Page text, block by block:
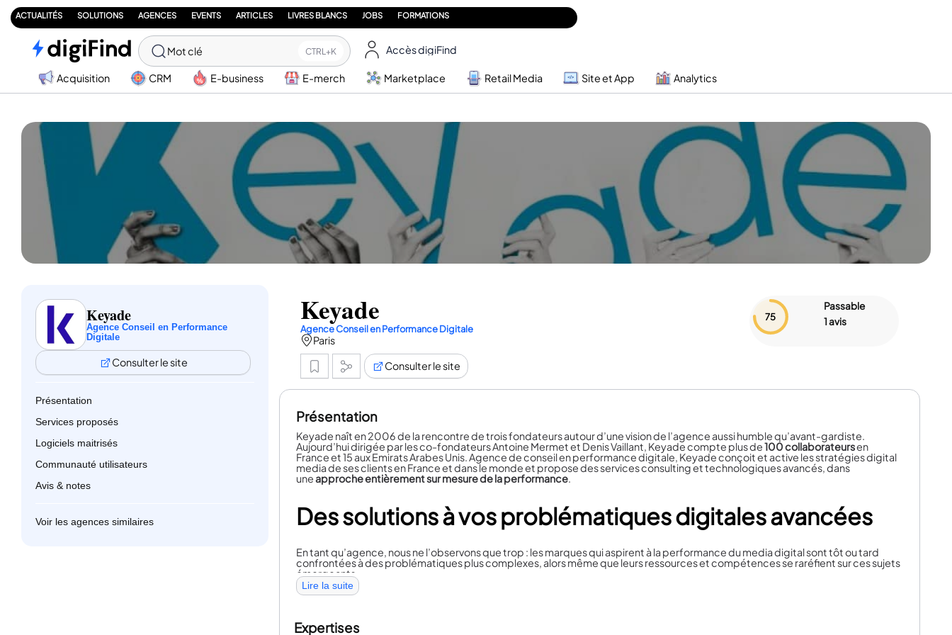
ACTUALITÉS SOLUTIONS AGENCES EVENTS ARTICLES LIVRES BLANCS JOBS FORMATIONS
Mot clé CTRL+K Accès digiFind
Acquisition CRM E-business E-merch Marketplace Retail Media Site et App Analytics
Keyade
Agence Conseil en Performance
Digitale
Consulter le site
Présentation
Services proposés
Logiciels maitrisés
Communauté utilisateurs
Avis & notes
Voir les agences similaires
Keyade
Agence Conseil en Performance Digitale
Paris
75
Passable
1 avis
Consulter le site
Présentation
Keyade naît en 2006 de la rencontre de trois fondateurs autour d’une vision de l’agence aussi humble qu’avant-gardiste.
Aujourd’hui dirigée par les co-fondateurs Antoine Mermet et Denis Vaillant, Keyade compte plus de100 collaborateursen
France et 15 aux Emirats Arabes Unis. Agence de conseil en performance digitale, Keyade conçoit et active les stratégies digital
media de ses clients en France et dans le monde et propose des services consulting et technologiques avancés, dans
uneapproche entièrement sur mesure de la performance.
Des solutions à vos problématiques digitales avancées
En tant qu’agence, nous ne l’observons que trop : les marques qui aspirent à la performance du media digital sont tôt ou tard
confrontées à des problématiques plus complexes, alors même que leurs ressources et compétences se raréfient sur ces sujets
émergeants.
Chez Keyade, nous voulons vous aider à mieux connecter vos besoins de court terme à vos
Lire la suite
Expertises